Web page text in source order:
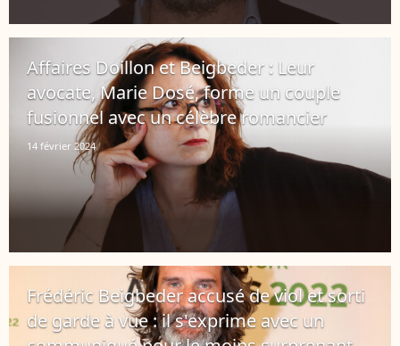
Affaires Doillon et Beigbeder : Leur
avocate, Marie Dosé, forme un couple
fusionnel avec un célèbre romancier
14 février 2024
Frédéric Beigbeder accusé de viol et sorti
de garde à vue : il s'exprime avec un